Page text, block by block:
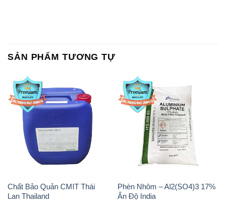
SẢN PHẨM TƯƠNG TỰ
Chất Bảo Quản CMIT Thái
Lan Thailand
Phèn Nhôm – Al2(SO4)3 17%
Ấn Độ India